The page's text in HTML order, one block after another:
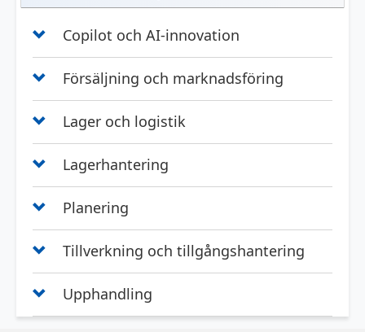
Copilot och AI-innovation
Försäljning och marknadsföring
Lager och logistik
Lagerhantering
Planering
Tillverkning och tillgångshantering
Upphandling